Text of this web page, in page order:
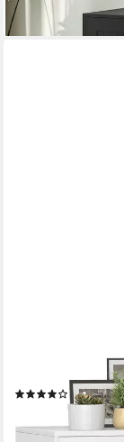
Sideboard,
(5)
-21%